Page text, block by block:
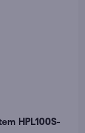
HPL100S-